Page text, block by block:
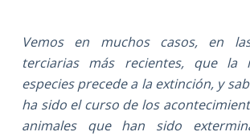
Vemos en muchos casos, en
terciarias más recientes, que la
especies precede a la extinción, y
ha sido el curso de los
animales que han sido